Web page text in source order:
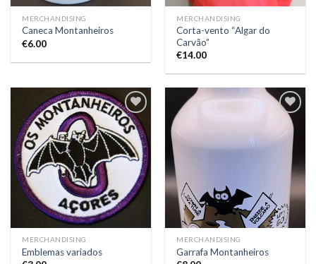
MERCHANDISING
Caneca Montanheiros
€6.00
MERCHANDISING
Corta-vento “Algar do
Carvão”
€14.00
Add to
Wishlist
MERCHANDISING
Emblemas variados
Add to
Wishlist
MERCHANDISING
Garrafa Montanheiros